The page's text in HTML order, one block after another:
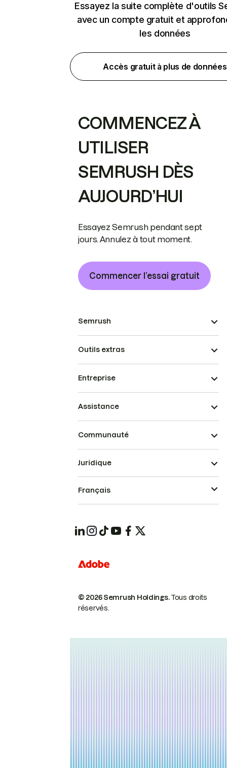
Essayez la suite complète d'outils
avec un compte gratuit et
les données
Accès gratuit à plus de données
COMMENCEZ À
UTILISER
SEMRUSH DÈS
AUJOURD’HUI
Essayez Semrush pendant sept
jours. Annulez à tout moment.
Commencer l’essai gratuit
Semrush
Outils extras
Entreprise
Assistance
Communauté
© 2026 Semrush Holdings.Tous droits
réservés.
Juridique
Français